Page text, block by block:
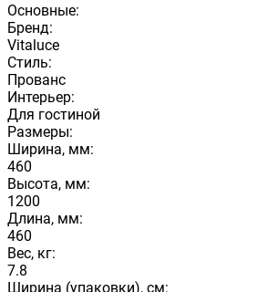
Основные:
Бренд:
Vitaluce
Стиль:
Прованс
Интерьер:
Для гостиной
Размеры:
Ширина, мм:
460
Высота, мм:
1200
Длина, мм:
460
Вес, кг:
7.8
Ширина (упаковки), см: